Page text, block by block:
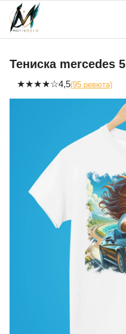
Skip
content
Тениска mercedes 5
★★★★☆4,5(95 ревюта)